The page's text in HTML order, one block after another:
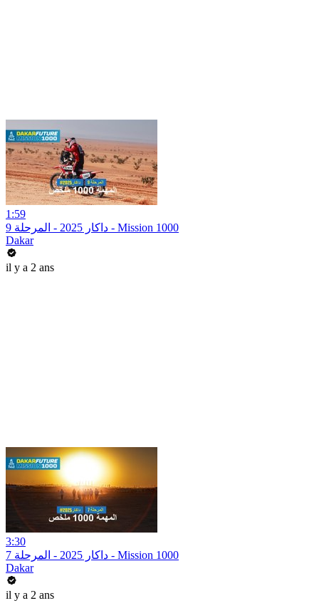
1:59
داكار 2025 - المرحلة 9 - Mission 1000
Dakar
il y a 2 ans
3:30
داكار 2025 - المرحلة 7 - Mission 1000
Dakar
il y a 2 ans